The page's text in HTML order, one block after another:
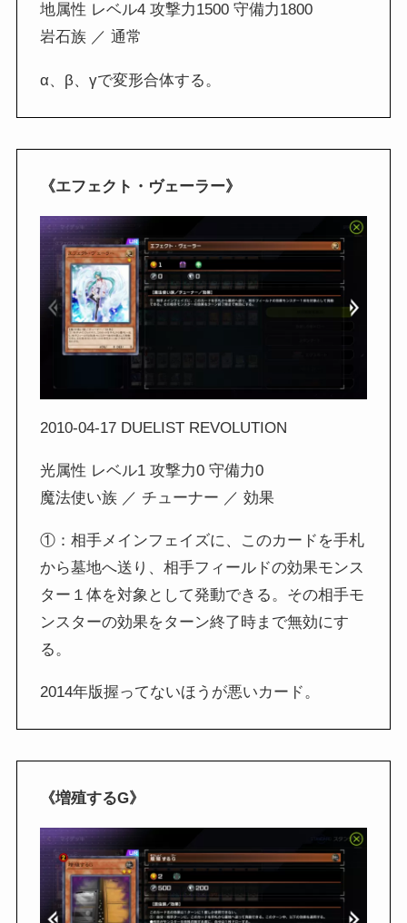
地属性 レベル4 攻撃力1500 守備力1800
岩石族 ／ 通常
α、β、γで変形合体する。
《エフェクト・ヴェーラー》
2010-04-17 DUELIST REVOLUTION
光属性 レベル1 攻撃力0 守備力0
魔法使い族 ／ チューナー ／ 効果
①：相手メインフェイズに、このカードを手札
から墓地へ送り、相手フィールドの効果モンス
ター１体を対象として発動できる。その相手モ
ンスターの効果をターン終了時まで無効にす
る。
2014年版握ってないほうが悪いカード。
《増殖するG》